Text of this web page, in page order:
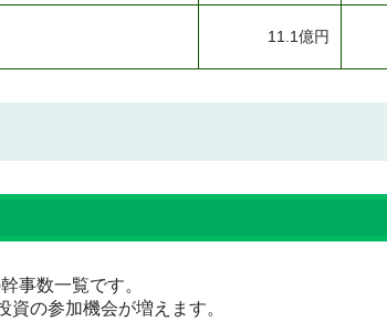
11.1億円
事数一覧です。
の参加機会が増えます。